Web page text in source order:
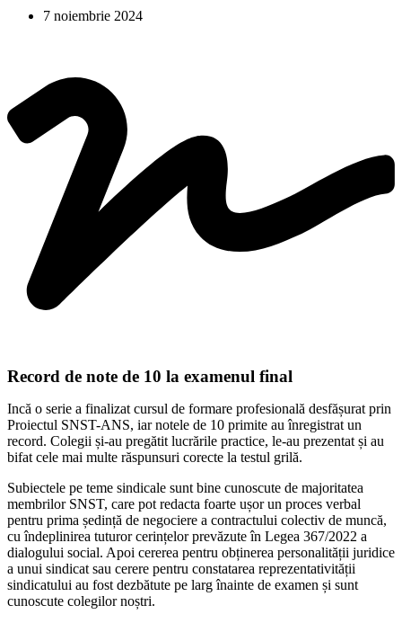
7 noiembrie 2024
Record de note de 10 la examenul final
Incă o serie a finalizat cursul de formare profesională desfășurat prin
Proiectul SNST-ANS, iar notele de 10 primite au înregistrat un
record. Colegii și-au pregătit lucrările practice, le-au prezentat și au
bifat cele mai multe răspunsuri corecte la testul grilă.
Subiectele pe teme sindicale sunt bine cunoscute de majoritatea
membrilor SNST, care pot redacta foarte ușor un proces verbal
pentru prima ședință de negociere a contractului colectiv de muncă,
cu îndeplinirea tuturor cerințelor prevăzute în Legea 367/2022 a
dialogului social. Apoi cererea pentru obținerea personalității juridice
a unui sindicat sau cerere pentru constatarea reprezentativității
sindicatului au fost dezbătute pe larg înainte de examen și sunt
cunoscute colegilor noștri.